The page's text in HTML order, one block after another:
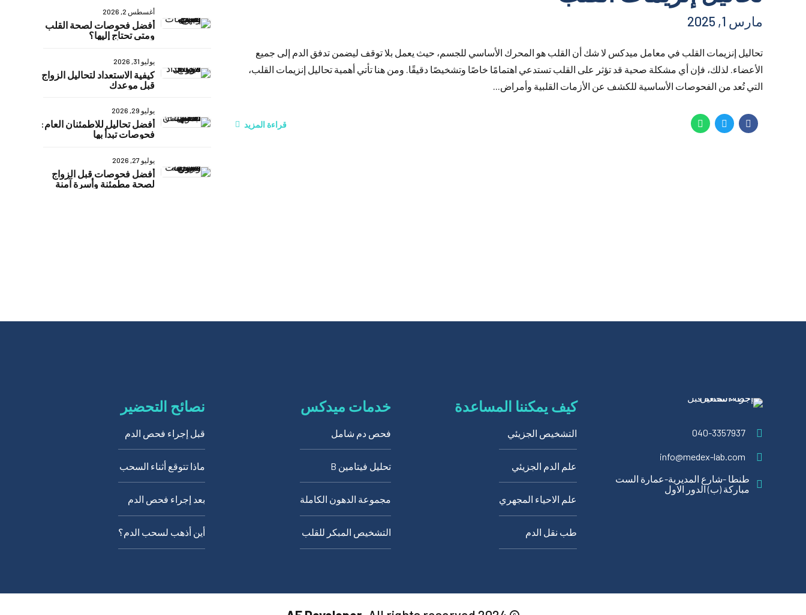
مارس 1, 2025
تحاليل إنزيمات القلب في معامل ميدكس لا شك أن القلب هو المحرك الأساسي للجسم، حيث يعمل بلا توقف ليضمن تدفق الدم إلى جميع
الأعضاء. لذلك، فإن أي مشكلة صحية قد تؤثر على القلب تستدعي اهتمامًا خاصًا وتشخيصًا دقيقًا. ومن هنا تأتي أهمية تحاليل إنزيمات القلب،
التي تُعد من الفحوصات الأساسية للكشف عن الأزمات القلبية وأمراض...
قراءة المزيد
أغسطس 2, 2026
أفضل فحوصات لصحة القلب
ومتى تحتاج إليها؟
يوليو 31, 2026
كيفية الاستعداد لتحاليل الزواج
قبل موعدك
يوليو 29, 2026
أفضل تحاليل للاطمئنان العام:
فحوصات تبدأ بها
يوليو 27, 2026
أفضل فحوصات قبل الزواج
لصحة مطمئنة وأسرة آمنة
040-3357937
info@medex-lab.com
طنطا -شارع المديرية-عمارة الست
مباركة (ب) الدور الاول
كيف يمكننا المساعدة
التشخيص الجزيئي
علم الدم الجزيئي
علم الاحياء المجهري
طب نقل الدم
خدمات ميدكس
فحص دم شامل
تحليل فيتامين B
مجموعة الدهون الكاملة
التشخيص المبكر للقلب
نصائح التحضير
قبل إجراء فحص الدم
ماذا تتوقع أثناء السحب
بعد إجراء فحص الدم
أين أذهب لسحب الدم؟